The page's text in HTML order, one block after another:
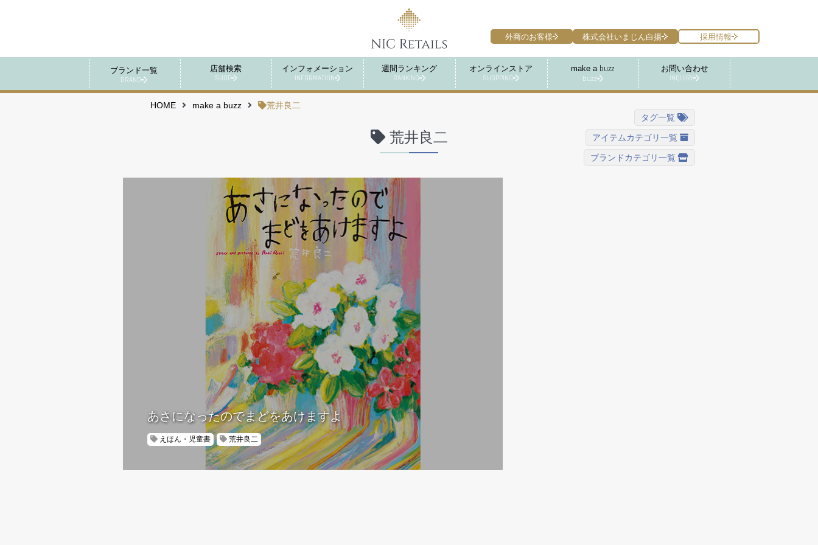
ブランド一覧
BRAND
店舗検索
SHOP
インフォメーション
INFORMATION
週間ランキング
RANKING
オンラインストア
SHOPPING
make a buzz
buzz
お問い合わせ
INQUIRY
外商のお客様 株式会社いまじん白揚 採用情報
HOME make a buzz 荒井良二
荒井良二
タグ一覧
アイテムカテゴリ一覧
ブランドカテゴリ一覧
あさになったのでまどをあけますよ
えほん・児童書 荒井良二